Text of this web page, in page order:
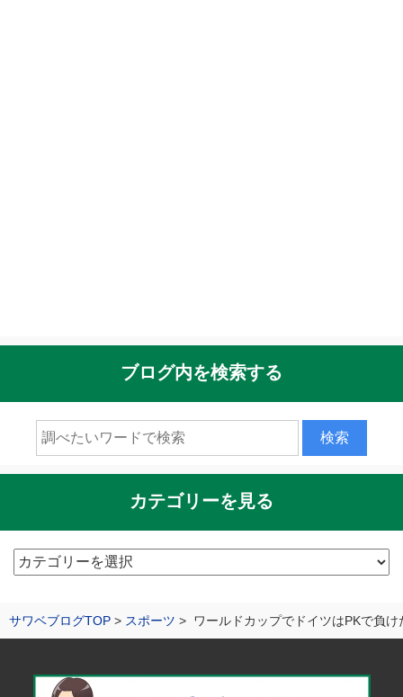
サワベブログTOP スポーツ ワールドカップでドイツはPKで負
ブログ内を検索する
カテゴリーを見る
カ
リ